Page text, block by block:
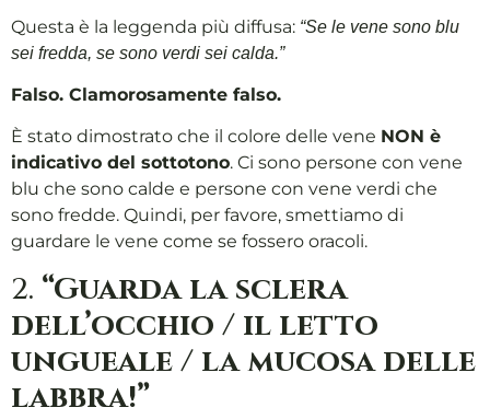
Questa è la leggenda più diffusa: “Se le vene sono blu
sei fredda, se sono verdi sei calda.”
Falso. Clamorosamente falso.
È stato dimostrato che il colore delle vene NON è
indicativo del sottotono. Ci sono persone con vene
blu che sono calde e persone con vene verdi che
sono fredde. Quindi, per favore, smettiamo di
guardare le vene come se fossero oracoli.
2. “Guarda la sclera
dell’occhio / il letto
ungueale / la mucosa delle
labbra!”